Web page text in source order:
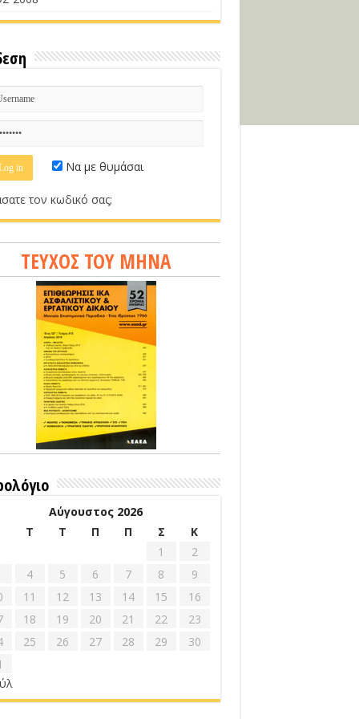
Να με θυμάσαι
τον κωδικό σας;
ΤΕΥΧΟΣ ΤΟΥ ΜΗΝΑ
Αύγουστος 2026
Τ Τ Π Π Σ
Κ
1
2
4 5 6 7 8
9
11 12 13 14 15
16
18 19 20 21 22
23
25 26 27 28 29
30